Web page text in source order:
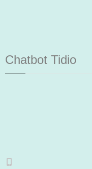
Chatbot Tidio